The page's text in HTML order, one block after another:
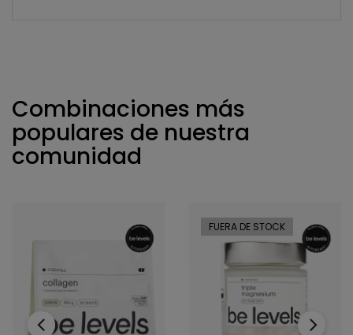
Combinaciones más
populares de nuestra
comunidad
FUERA DE STOCK
‹ ›